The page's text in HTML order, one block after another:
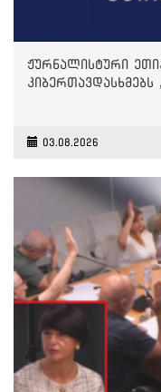
ჟურნალისტური
კიბერთავდასხმებს
03.08.2026